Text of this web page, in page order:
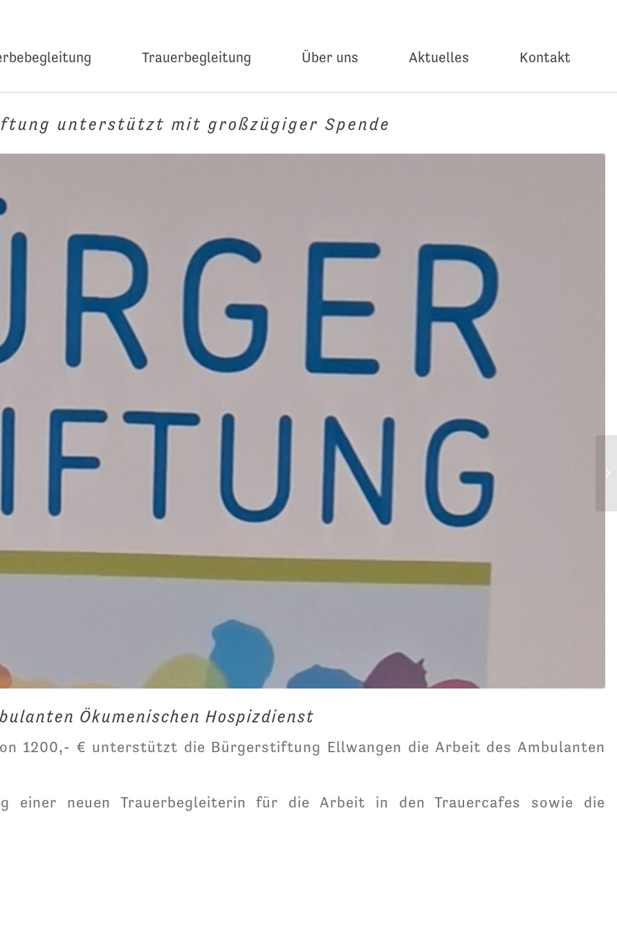
Trauerbegleitung Über uns Aktuelles Kontakt
unterstützt mit großzügiger Spende
Ökumenischen Hospizdienst
1200,- € unterstützt die Bürgerstiftung Ellwangen die Arbeit des Ambulanten
einer neuen Trauerbegleiterin für die Arbeit in den Trauercafes sowie die